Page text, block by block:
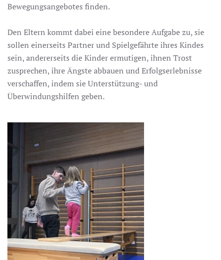
Bewegungsangebotes finden.
Den Eltern kommt dabei eine besondere Aufgabe zu, sie
sollen einerseits Partner und Spielgefährte ihres Kindes
sein, andererseits die Kinder ermutigen, ihnen Trost
zusprechen, ihre Ängste abbauen und Erfolgserlebnisse
verschaffen, indem sie Unterstützung- und
Überwindungshilfen geben.